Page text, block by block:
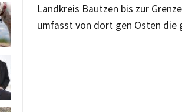
Landkreis Bautzen bis zur
umfasst von dort gen Osten die